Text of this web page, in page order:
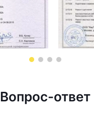
Вопрос-ответ